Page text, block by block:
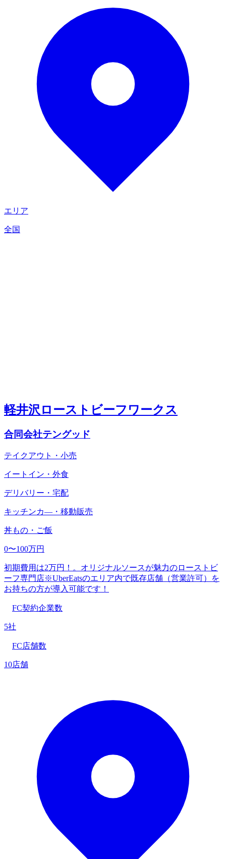
エリア
全国
軽井沢ローストビーフワークス
合同会社テングッド
テイクアウト・小売
イートイン・外食
デリバリー・宅配
キッチンカ―・移動販売
丼もの・ご飯
0〜100万円
初期費用は2万円！。オリジナルソースが魅力のローストビ
ーフ専門店※UberEatsのエリア内で既存店舗（営業許可）を
お持ちの方が導入可能です！
FC契約企業数
5社
FC店舗数
10店舗